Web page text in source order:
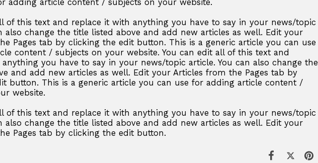
adding article content / subjects on your website.
of this text and replace it with anything you have to say in your news/topic
also change the title listed above and add new articles as well. Edit your
Pages tab by clicking the edit button. This is a generic article you can use
content / subjects on your website. You can edit all of this text and
you have to say in your news/topic article. You can also change the
and add new articles as well. Edit your Articles from the Pages tab by
button. This is a generic article you can use for adding article content /
website.
of this text and replace it with anything you have to say in your news/topic
also change the title listed above and add new articles as well. Edit your
Pages tab by clicking the edit button.